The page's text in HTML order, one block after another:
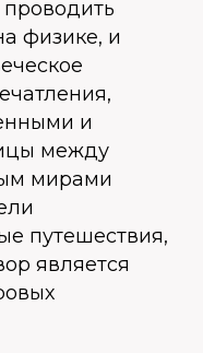
физике, и
и
между
мирами
путешествия,
является